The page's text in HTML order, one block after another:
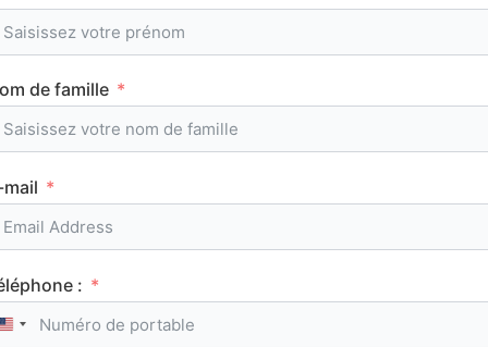
plus consultés
FRANÇAIS
de famille
:
United States +1